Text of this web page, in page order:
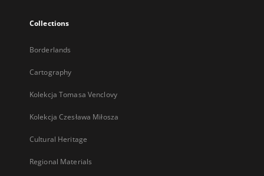
Collections
Borderlands
Cartography
Kolekcja Tomasa Venclovy
Kolekcja Czesława Miłosza
Cultural Heritage
Regional Materials